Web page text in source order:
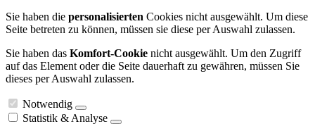
Sie haben die personalisierten Cookies nicht ausgewählt. Um diese
Seite betreten zu können, müssen sie diese per Auswahl zulassen.
Sie haben das Komfort-Cookie nicht ausgewählt. Um den Zugriff
auf das Element oder die Seite dauerhaft zu gewähren, müssen Sie
dieses per Auswahl zulassen.
Notwendig
Statistik & Analyse